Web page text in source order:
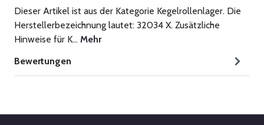
Dieser Artikel ist aus der Kategorie Kegelrollenlager. Die
Herstellerbezeichnung lautet: 32034 X. Zusätzliche
Hinweise für K… Mehr
Bewertungen